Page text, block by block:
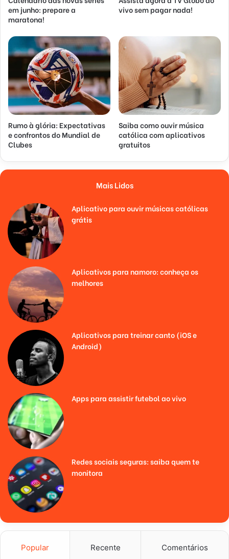
em junho: prepare a
maratona!
vivo sem pagar nada!
Rumo à glória: Expectativas
e confrontos do Mundial de
Clubes
Saiba como ouvir música
católica com aplicativos
gratuitos
Mais Lidos
Aplicativo para ouvir músicas católicas
grátis
Aplicativos para namoro: conheça os
melhores
Aplicativos para treinar canto (iOS e
Android)
Apps para assistir futebol ao vivo
Redes sociais seguras: saiba quem te
monitora
Popular Recente Comentários